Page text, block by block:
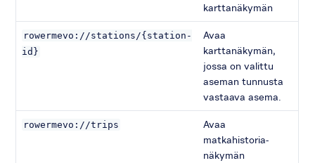
karttanäkymän
rowermevo://stations/{station-
id}
Avaa
karttanäkymän,
jossa on valittu
aseman tunnusta
vastaava asema.
rowermevo://trips
Avaa
matkahistoria-
näkymän